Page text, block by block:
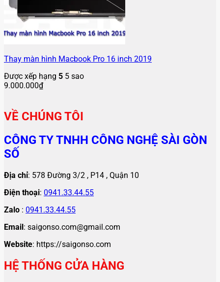
Thay màn hình Macbook Pro 16 inch 2019
Được xếp hạng 5 5 sao
9.000.000₫
VỀ CHÚNG TÔI
CÔNG TY TNHH CÔNG NGHỆ SÀI GÒN
SỐ
Địa chỉ: 578 Đường 3/2 , P14 , Quận 10
Điện thoại: 0941.33.44.55
Zalo : 0941.33.44.55
Email : saigonso.com@gmail.com
Website: https://saigonso.com
HỆ THỐNG CỬA HÀNG